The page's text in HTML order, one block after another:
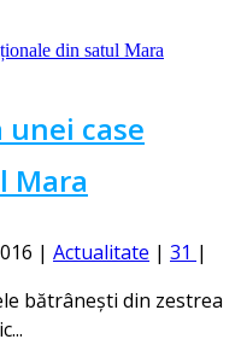
case
Mara
| Actualitate | 31 |
bătrânești din zestrea